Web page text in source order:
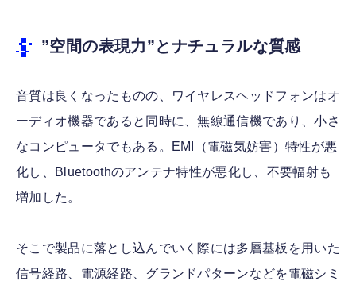
”空間の表現力”とナチュラルな質感
音質は良くなったものの、ワイヤレスヘッドフォンはオ
ーディオ機器であると同時に、無線通信機であり、小さ
なコンピュータでもある。EMI（電磁気妨害）特性が悪
化し、Bluetoothのアンテナ特性が悪化し、不要輻射も
増加した。
そこで製品に落とし込んでいく際には多層基板を用いた
信号経路、電源経路、グランドパターンなどを電磁シミ